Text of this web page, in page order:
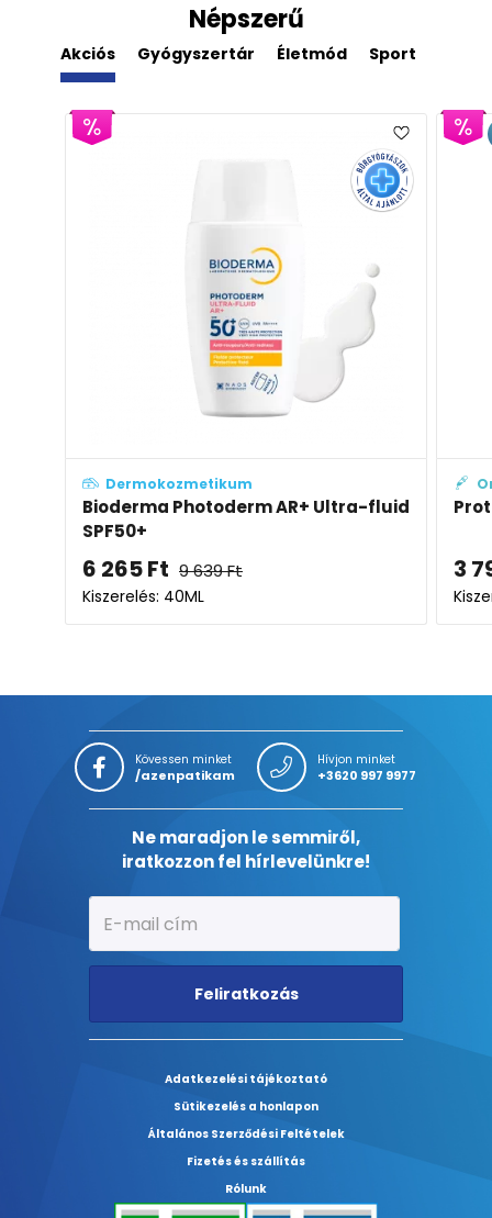
Népszerű
Akciós Gyógyszertár Életmód Sport
Dermokozmetikum
Bioderma Photoderm AR+ Ultra-fluid
SPF50+
6 265Ft 9 639Ft
Kiszerelés: 40ML
3
Kövessen minket
/azenpatikam
Hívjon minket
+3620 997 9977
Ne maradjon le semmiről,
iratkozzon fel hírlevelünkre!
Feliratkozás
Adatkezelési tájékoztató
Sütikezelés a honlapon
Általános Szerződési Feltételek
Fizetés és szállítás
Rólunk